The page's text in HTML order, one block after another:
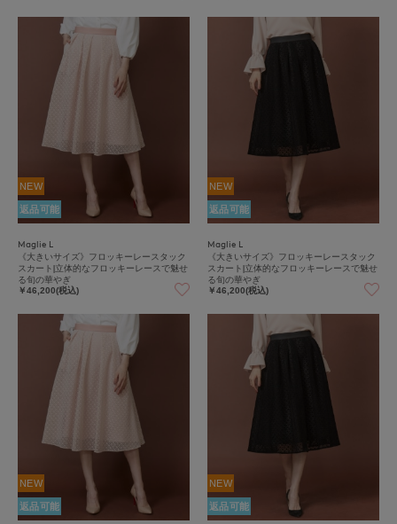
NEW
返品可能
Maglie L
《大きいサイズ》フロッキーレースタック
スカート|立体的なフロッキーレースで魅せ
る旬の華やぎ
￥46,200(税込)
NEW
返品可能
Maglie L
《大きいサイズ》フロッキーレースタック
スカート|立体的なフロッキーレースで魅せ
る旬の華やぎ
￥46,200(税込)
NEW
返品可能
NEW
返品可能